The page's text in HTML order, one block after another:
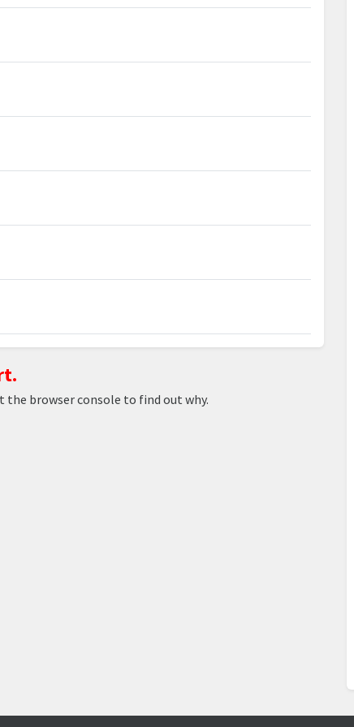
browser console to find out why.